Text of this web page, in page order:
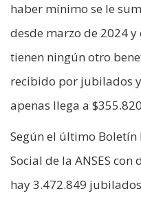
haber mínimo se le
desde marzo de 2024
tienen ningún otro
recibido por jubilados
apenas llega a
Según el último
Social de la ANSES
hay 3.472.849